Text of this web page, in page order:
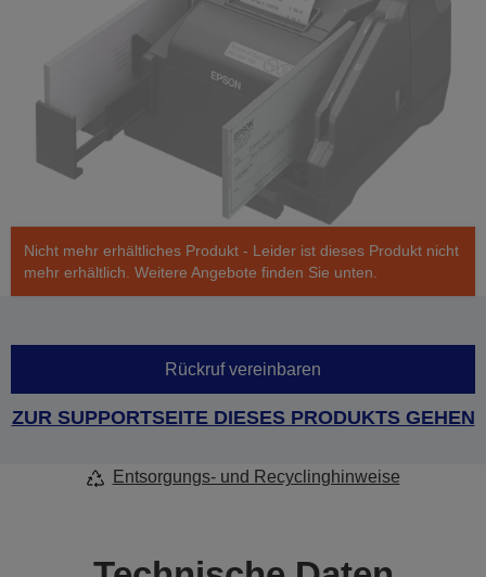
Nicht mehr erhältliches Produkt - Leider ist dieses Produkt nicht
mehr erhältlich. Weitere Angebote finden Sie unten.
Rückruf vereinbaren
ZUR SUPPORTSEITE DIESES PRODUKTS GEHEN
Entsorgungs- und Recyclinghinweise